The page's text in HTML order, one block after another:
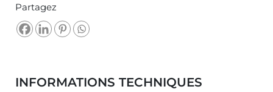
Partagez
INFORMATIONS TECHNIQUES